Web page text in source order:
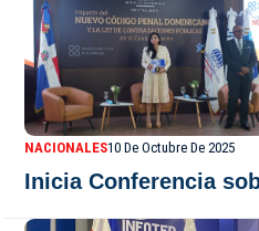
NACIONALES10 De Octubre De 2025
Inicia Conferencia